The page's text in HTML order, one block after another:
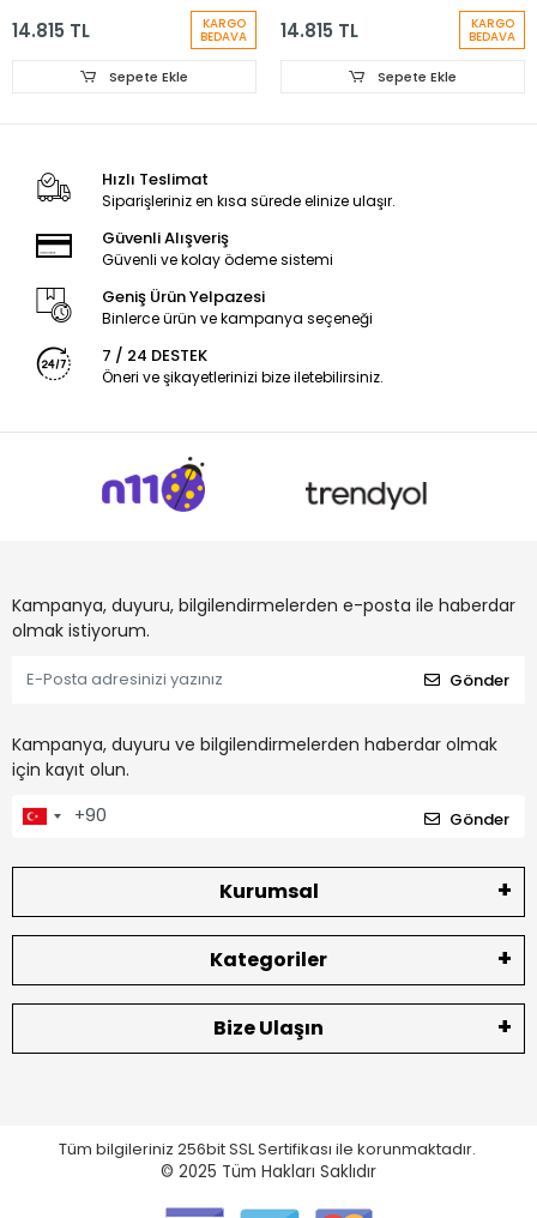
14.815 TL KARGO
BEDAVA
Sepete Ekle
14.815 TL KARGO
BEDAVA
Sepete Ekle
Hızlı Teslimat
Siparişleriniz en kısa sürede elinize ulaşır.
Güvenli Alışveriş
Güvenli ve kolay ödeme sistemi
Geniş Ürün Yelpazesi
Binlerce ürün ve kampanya seçeneği
7 / 24 DESTEK
Öneri ve şikayetlerinizi bize iletebilirsiniz.
Kampanya, duyuru, bilgilendirmelerden e-posta ile haberdar
olmak istiyorum.
Gönder
Kampanya, duyuru ve bilgilendirmelerden haberdar olmak
için kayıt olun.
Gönder
Kurumsal
Kategoriler
Bize Ulaşın
Tüm bilgileriniz 256bit SSL Sertifikası ile korunmaktadır.
© 2025 Tüm Hakları Saklıdır